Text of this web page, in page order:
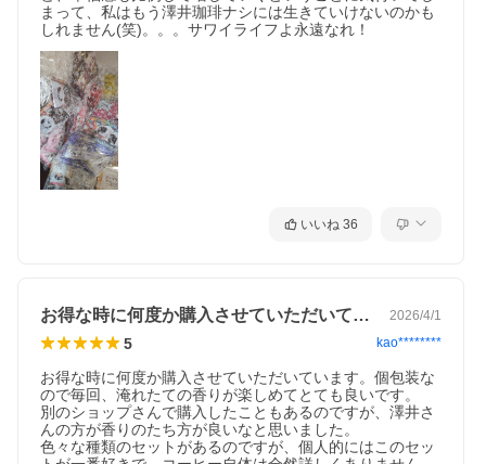
まって、私はもう澤井珈琲ナシには生きていけないのかも
しれません(笑)。。。サワイライフよ永遠なれ！
いいね 36
お得な時に何度か購入させていただいてい… 2026/4/1
5 kao********
お得な時に何度か購入させていただいています。個包装な
ので毎回、淹れたての香りが楽しめてとても良いです。
別のショップさんで購入したこともあるのですが、澤井さ
んの方が香りのたち方が良いなと思いました。
色々な種類のセットがあるのですが、個人的にはこのセッ